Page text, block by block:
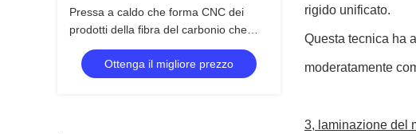
Pressa a caldo che forma CNC dei
prodotti della fibra del carbonio che
taglia progettazione dell'OEM
Ottenga il migliore prezzo
rigido unificato.
Questa tecnica ha
moderatamente
3, laminazione del